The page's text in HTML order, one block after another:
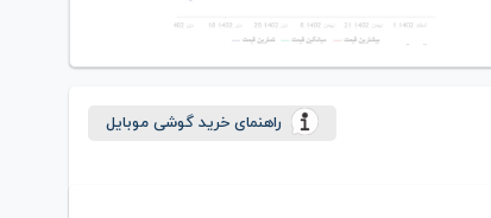
راهنمای خرید گوشی موبایل